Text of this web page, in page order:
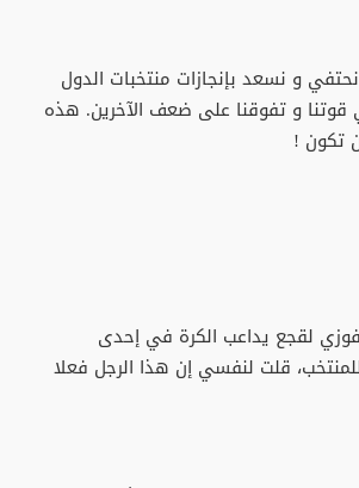
و نسعد بإنجازات منتخبات الدول
قوتنا و تفوقنا على ضعف الآخرين. هذه
تكون !
لقجع يداعب الكرة في إحدى
قلت لنفسي إن هذا الرجل فعلا